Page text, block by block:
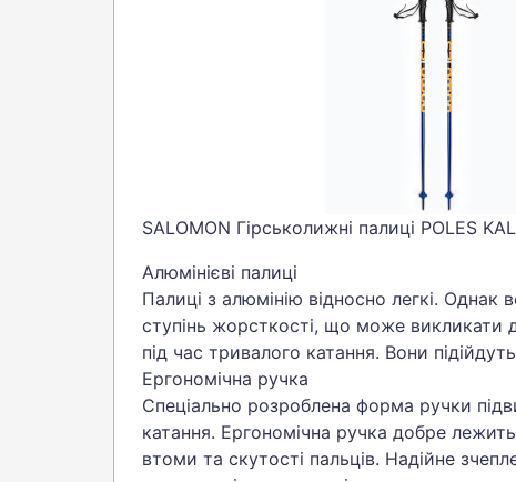
SALOMON Гірськолижні палиці POLES
Алюмінієві палиці
Палиці з алюмінію відносно легкі.
ступінь жорсткості, що може викликати
під час тривалого катання. Вони
Ергономічна ручка
Спеціально розроблена форма ручки
катання. Ергономічна ручка добре
втоми та скутості пальців. Надійне